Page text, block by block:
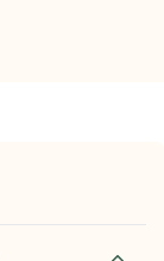
antidérapante,
offre un confort
pour leur